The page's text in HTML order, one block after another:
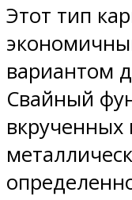
Этот тип
вариантом
Свайный
вкрученных